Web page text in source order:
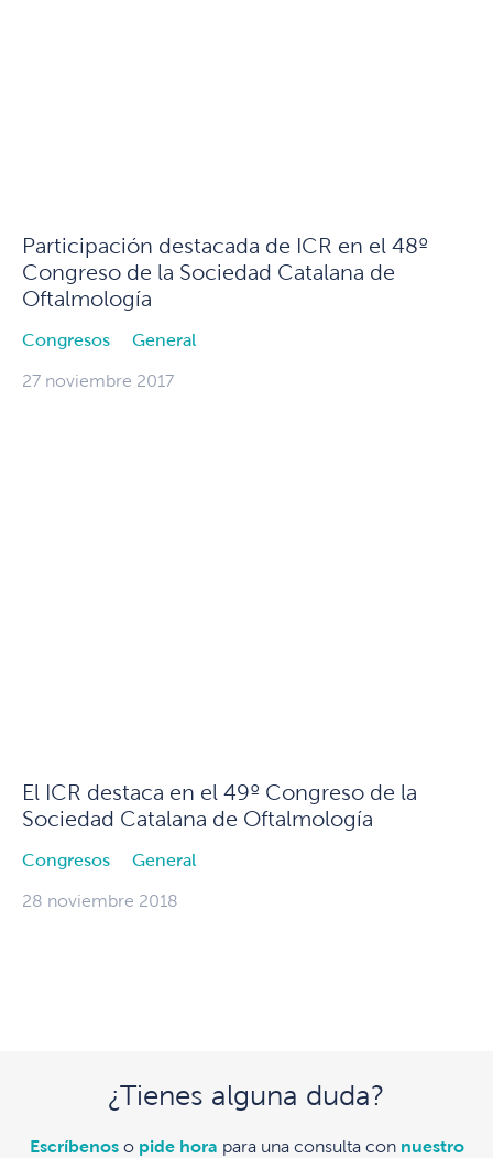
Participación destacada de ICR en el 48º
Congreso de la Sociedad Catalana de
Oftalmología
Congresos General
27 noviembre 2017
El ICR destaca en el 49º Congreso de la
Sociedad Catalana de Oftalmología
Congresos General
28 noviembre 2018
¿Tienes alguna duda?
Escríbenoso pide hora para una consulta con nuestro